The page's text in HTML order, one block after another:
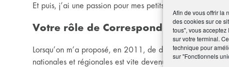
Afin de vous offrir la
des cookies sur ce
tous", vous
sur votre terminal.
technique pour
sur "Fonctionnels
Et puis, j’ai une passion pour mes petits-enfants. J’en ai
Votre rôle de Correspondante
Lorsqu’on m’a proposé, en 2011, de devenir
nationales et régionales est vite devenu ma bouffée